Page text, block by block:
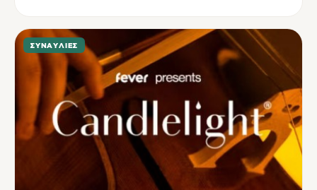
ΣΥΝΑΥΛΊΕΣ